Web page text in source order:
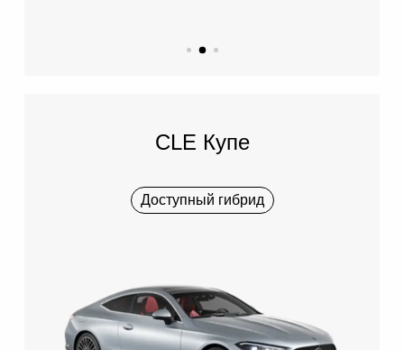
CLE Купе
Доступный гибрид